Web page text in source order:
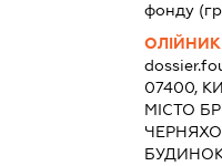
фонду
ОЛІЙНИК
07400,
МІСТО
БУДИНОК